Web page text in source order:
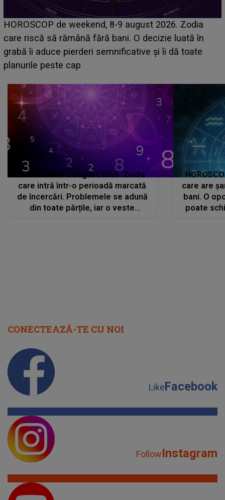
Emanuel a ținut ACEST DETALIU ASCUNS până
acum! În fața Alexandrei, concurentul din Casa Iubirii
face o MĂRTURISIRE NEAȘTEPTATĂ despre mama
sa: "I-am spus și ei în față, eu nu te iubesc pentru
HOROSCOP 7 august 2026. Zodia
care intră într-o perioadă marcată
de încercări. Problemele se adună
din toate părțile, iar o veste
care are
bani. O
poate
CONECTEAZĂ-TE CU NOI
LikeFacebook
FollowInstagram